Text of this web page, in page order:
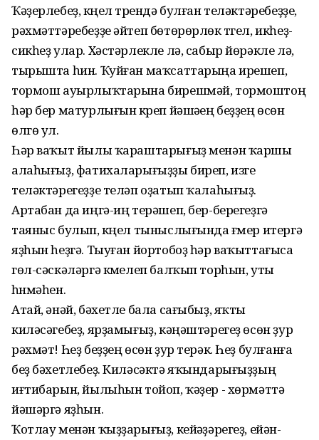
Ҡәҙерлебеҙ, күңел түрендә булған теләктәребеҙҙе,
рәхмәттәребеҙҙе әйтеп бөтөрөрлөк түгел, икһеҙ-
сикһеҙ улар. Хәстәрлекле лә, сабыр йөрәкле лә,
тырышта һин. Ҡуйған маҡсаттарыңа ирешеп,
тормош ауырлыҡтарына бирешмәй, тормоштоң
һәр бер матурлығын күреп йәшәүең беҙҙең өсөн
өлгө ул.
Һәр ваҡыт йылы ҡараштарығыҙ менән ҡаршы
алаһығыҙ, фатихаларығыҙҙы биреп, изге
теләктәрегеҙҙе теләп оҙатып ҡалаһығыҙ.
Артабан да иңгә-иң терәшеп, бер-берегеҙгә
таяныс булып, күңел тыныслығында ғүмер итергә
яҙһын һеҙгә. Тыуған йортобоҙ һәр ваҡыттағыса
гөл-сәскәләргә күмелеп балҡып торһын, уты
һүнмәһен.
Атай, әнәй, бәхетле бала сағыбыҙ, яҡты
киләсәгебеҙ, ярҙамығыҙ, кәңәштәрегеҙ өсөн ҙур
рәхмәт! Һеҙ беҙҙең өсөн ҙур терәк. Һеҙ булғанға
беҙ бәхетлебеҙ. Киләсәктә яҡындарығыҙҙың
иғтибарын, йылыһын тойоп, ҡәҙер - хөрмәттә
йәшәргә яҙһын.
Ҡотлау менән ҡыҙҙарығыҙ, кейәүҙәрегеҙ, ейән-